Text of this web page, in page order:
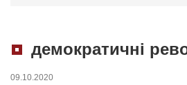
демократичні
09.10.2020